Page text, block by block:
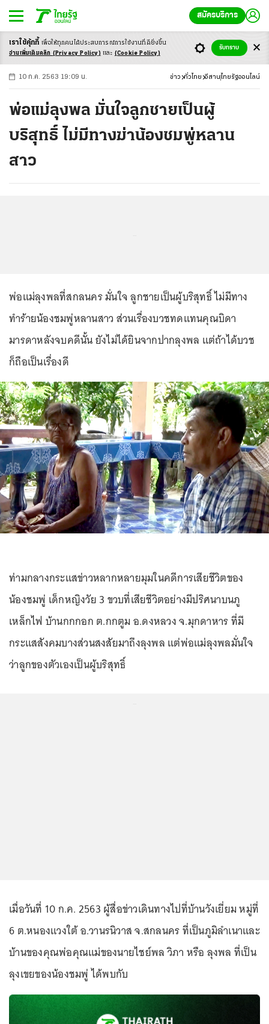
สมัครบริการ
-ก ก ก+
10 ก.ค. 2563 19:09 น. ข่าว ทั่วไทย อีสาน ไทยรัฐออนไลน์
พ่อแม่ลุงพล มั่นใจลูกชายเป็นผู้
บริสุทธิ์ ไม่มีทางฆ่าน้องชมพู่หลาน
สาว
พ่อแม่ลุงพลที่สกลนคร มั่นใจ ลูกชายเป็นผู้บริสุทธิ์ ไม่มีทาง
ทำร้ายน้องชมพู่หลานสาว ส่วนเรื่องบวชทดแทนคุณบิดา
มารดาหลังจบคดีนั้น ยังไม่ได้ยินจากปากลุงพล แต่ถ้าได้บวช
ก็ถือเป็นเรื่องดี
ท่ามกลางกระแสข่าวหลากหลายมุมในคดีการเสียชีวิตของ
น้องชมพู่ เด็กหญิงวัย 3 ขวบที่เสียชีวิตอย่างมีปริศนาบนภู
เหล็กไฟ บ้านกกกอก ต.กกตูม อ.ดงหลวง จ.มุกดาหาร ที่มี
กระแสสังคมบางส่วนสงสัยมาถึงลุงพล แต่พ่อแม่ลุงพลมั่นใจ
ว่าลูกของตัวเองเป็นผู้บริสุทธิ์
เมื่อวันที่ 10 ก.ค. 2563 ผู้สื่อข่าวเดินทางไปที่บ้านวังเยี่ยม หมู่ที่
6 ต.หนองแวงใต้ อ.วานรนิวาส จ.สกลนคร ที่เป็นภูมิลำเนาและ
บ้านของคุณพ่อคุณแม่ของนายไชย์พล วิภา หรือ ลุงพล ที่เป็น
ลุงเขยของน้องชมพู่ ได้พบกับ
เราใช้คุ้กกี้ เพื่อให้ทุกคนได้ประสบการณ์การใช้งานที่ดียิ่งขึ้น
อ่านเพิ่มเติมคลิก (Privacy Policy) และ (Cookie Policy)
รับทราบ